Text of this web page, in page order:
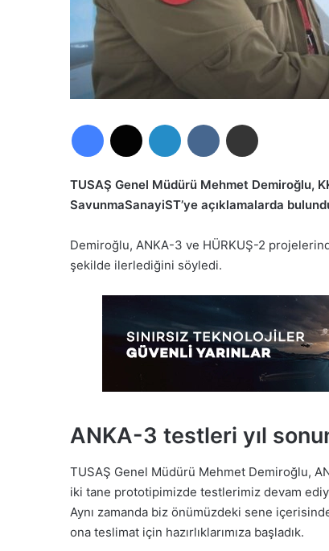
TUSAŞ Genel Müdürü Mehmet Demiroğlu,
SavunmaSanayiST’ye açıklamalarda
Demiroğlu, ANKA-3 ve HÜRKUŞ-2
şekilde ilerlediğini söyledi.
ANKA-3 testleri yıl
TUSAŞ Genel Müdürü Mehmet Demiroğlu,
iki tane prototipimizde testlerimiz devam
Aynı zamanda biz önümüzdeki sene
ona teslimat için hazırlıklarımıza başladık.